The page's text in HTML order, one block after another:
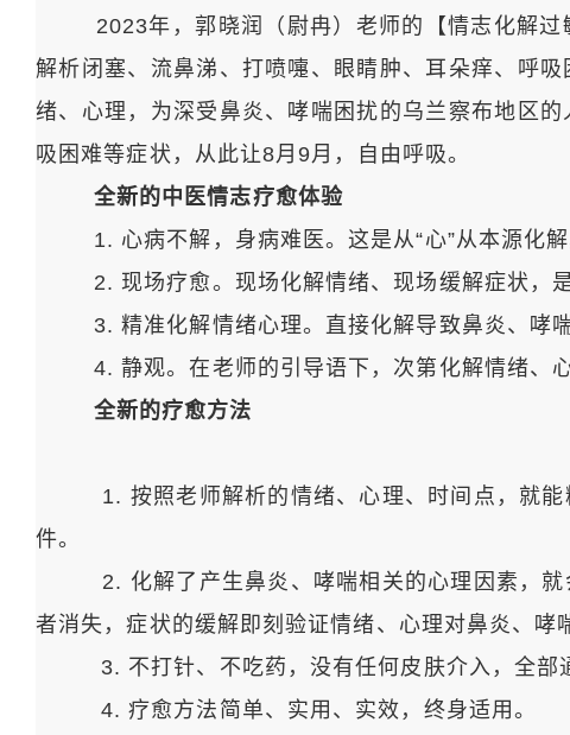
2023年，郭晓润（尉冉）老师的【情志化解过
解析闭塞、流鼻涕、打喷嚏、眼睛肿、耳朵痒、呼
绪、心理，为深受鼻炎、哮喘困扰的乌兰察布地区
吸困难等症状，从此让8月9月，自由呼吸。
全新的中医情志疗愈体验
1. 心病不解，身病难医。这是从“心”从本源化解
2. 现场疗愈。现场化解情绪、现场缓解症状，是
3. 精准化解情绪心理。直接化解导致鼻炎、哮喘
4. 静观。在老师的引导语下，次第化解情绪、心
全新的疗愈方法
1. 按照老师解析的情绪、心理、时间点，就能
件。
2. 化解了产生鼻炎、哮喘相关的心理因素，就
者消失，症状的缓解即刻验证情绪、心理对鼻炎、哮
3. 不打针、不吃药，没有任何皮肤介入，全部通
4. 疗愈方法简单、实用、实效，终身适用。